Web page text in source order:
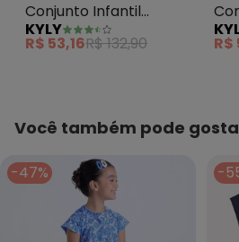
Conjunto Infantil
Menina Flores Azul
Marinho
KYLY
R$ 53,16R$ 132,90 R$
Você também pode
-47% -